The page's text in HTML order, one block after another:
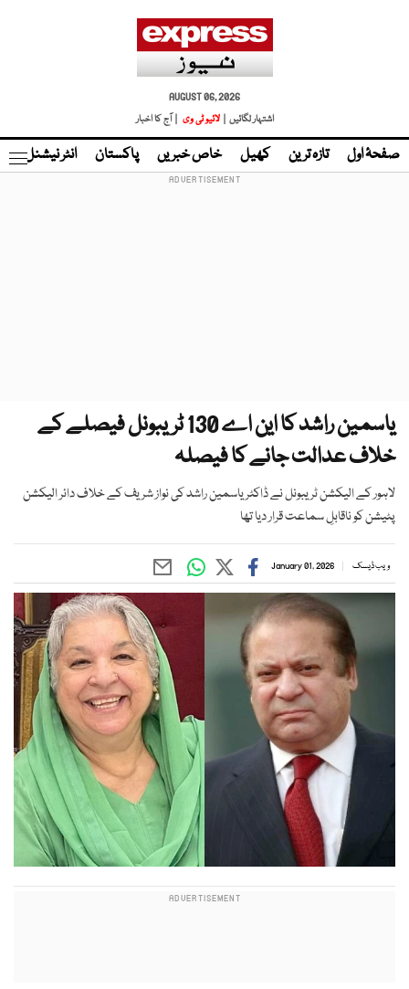
AUGUST 06, 2026
اشتہار لگائیں |
لائیو ٹی وی | آج کا اخبار
صفحۂ اول تازہ ترین کھیل خاص خبریں پاکستان انٹر نیشنل
یاسمین راشد کا این اے 130 ٹریبونل فیصلے کے
خلاف عدالت جانے کا فیصلہ
لاہور کے الیکشن ٹریبونل نے ڈاکٹر یاسمین راشد کی نواز شریف کے خلاف دائر الیکشن
پٹیشن کو ناقابلِ سماعت قرار دیا تھا
ویب ڈیسک January 01, 2026